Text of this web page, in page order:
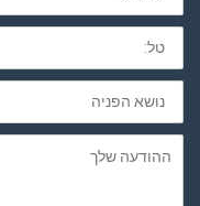
לא
חובה
נושא
הפניה
ההודעה
שלך